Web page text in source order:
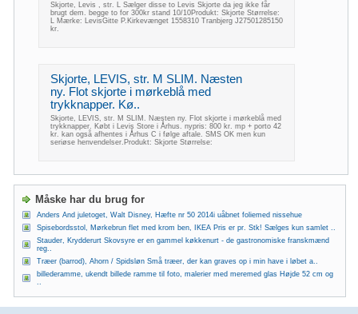
Skjorte, Levis , str. L Sælger disse to Levis Skjorte da jeg ikke får
brugt dem. begge to for 300kr stand 10/10Produkt: Skjorte Størrelse:
L Mærke: LevisGitte P.Kirkevænget 1558310 Tranbjerg J27501285150
kr.
Skjorte, LEVIS, str. M SLIM. Næsten
ny. Flot skjorte i mørkeblå med
trykknapper. Kø..
Skjorte, LEVIS, str. M SLIM. Næsten ny. Flot skjorte i mørkeblå med
trykknapper. Købt i Levis Store i Århus. nypris: 800 kr. mp + porto 42
kr. kan også afhentes i Århus C i følge aftale. SMS OK men kun
seriøse henvendelser.Produkt: Skjorte Størrelse:
Måske har du brug for
Anders And juletoget, Walt Disney, Hæfte nr 50 2014i uåbnet foliemed nissehue
Spisebordsstol, Mørkebrun flet med krom ben, IKEA Pris er pr. Stk! Sælges kun samlet ..
Stauder, Krydderurt Skovsyre er en gammel køkkenurt - de gastronomiske franskmænd
reg..
Træer (barrod), Ahorn / Spidsløn Små træer, der kan graves op i min have i løbet a..
billederamme, ukendt billede ramme til foto, malerier med meremed glas Højde 52 cm og
..